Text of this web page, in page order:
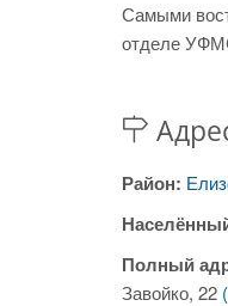
Самыми
отделе
Район:
Полный
Завойко, 22